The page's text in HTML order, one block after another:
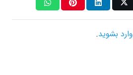
وارد بشوید.